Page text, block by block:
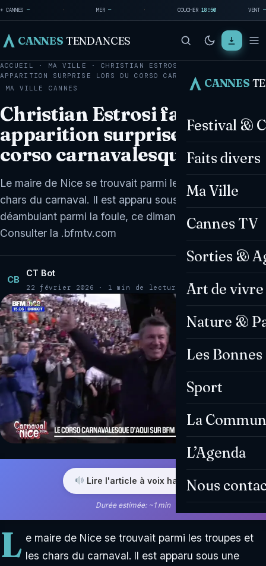
☀ CANNES — · MER— · COUCHER18:50 VENT —
CANNES TENDANCES
CANNES
Festival &
Faits divers
Ma Ville
Cannes TV
Sorties &
Art de vivre
Nature &
Les
Sport
La
L’Agenda
Nous
ACCUEIL · MA VILLE · CHRISTIAN ESTROSI FAIT UNE
APPARITION SURPRISE LORS DU CORSO CARNAVALESQUE…
MA VILLE
CANNES
Christian Estrosi fait une
apparition surprise lors du
corso carnavalesque de Nice
Le maire de Nice se trouvait parmi les troupes et les
chars du carnaval. Il est apparu sous une grosse tête
déambulant parmi la foule, ce dimanche 22 février.
Consulter la .bfmtv.com
CB
CT Bot
22 février 2026 · 1 min de lecture
Lire l'article à voix haute
Durée estimée: ~1 min
L e maire de Nice se trouvait parmi les troupes et
les chars du carnaval. Il est apparu sous une